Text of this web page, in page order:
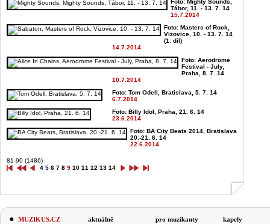
Foto: Mighty Sounds,
Tábor, 11. - 13. 7. 14
15.7.2014
Foto: Masters of Rock,
Vizovice, 10. - 13. 7. 14
(1. díl)
14.7.2014
Foto: Aerodrome
Festival - July,
Praha, 8. 7. 14
10.7.2014
Foto: Tom Odell, Bratislava, 5. 7. 14
6.7.2014
Foto: Billy Idol, Praha, 21. 6. 14
23.6.2014
Foto: BA City Beats 2014, Bratislava
20.-21. 6. 14
22.6.2014
81-90 (1486)
4 5 6 7 8 9 10 11 12 13 14
MUZIKUS.CZ
aktuálně
pro muzikanty
kapely